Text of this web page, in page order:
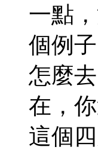
一點
個例
怎麼
在，
這個